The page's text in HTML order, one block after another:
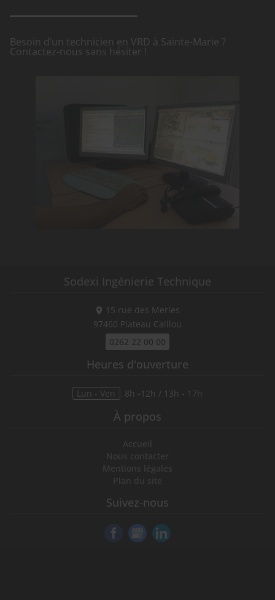
Besoin d’un technicien en VRD à Sainte-Marie ?
Contactez-nous sans hésiter !
Sodexi Ingénierie Technique
15 rue des Merles
97460 Plateau Caillou
0262 22 00 00
Heures d'ouverture
Lun - Ven 8h -12h / 13h - 17h
À propos
Accueil
Nous contacter
Mentions légales
Plan du site
Suivez-nous